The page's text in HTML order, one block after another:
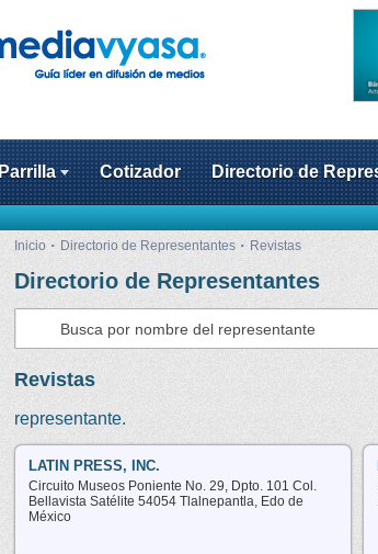
Parrilla Cotizador Directorio de
Inicio Directorio de Representantes Revistas
Directorio de Representantes
Revistas
representante.
LATIN PRESS, INC.
Circuito Museos Poniente No. 29, Dpto. 101 Col.
Bellavista Satélite 54054 Tlalnepantla, Edo de
México